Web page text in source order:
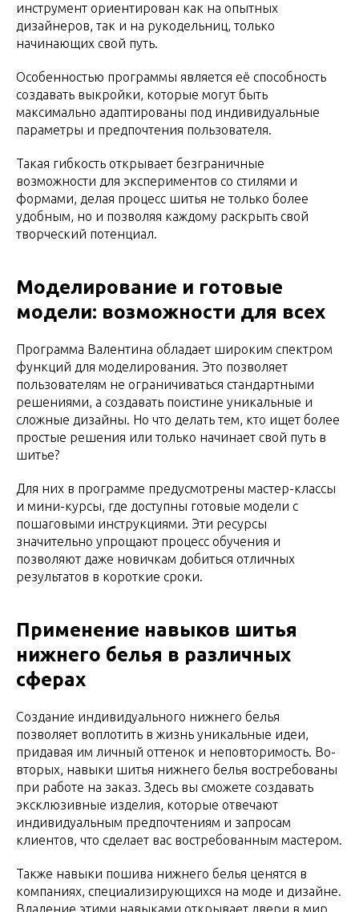
инструмент ориентирован как на опытных
дизайнеров, так и на рукодельниц, только
начинающих свой путь.
Особенностью программы является её способность
создавать выкройки, которые могут быть
максимально адаптированы под индивидуальные
параметры и предпочтения пользователя.
Такая гибкость открывает безграничные
возможности для экспериментов со стилями и
формами, делая процесс шитья не только более
удобным, но и позволяя каждому раскрыть свой
творческий потенциал.
Моделирование и готовые
модели: возможности для всех
Программа Валентина обладает широким спектром
функций для моделирования. Это позволяет
пользователям не ограничиваться стандартными
решениями, а создавать поистине уникальные и
сложные дизайны. Но что делать тем, кто ищет более
простые решения или только начинает свой путь в
шитье?
Для них в программе предусмотрены мастер-классы
и мини-курсы, где доступны готовые модели с
пошаговыми инструкциями. Эти ресурсы
значительно упрощают процесс обучения и
позволяют даже новичкам добиться отличных
результатов в короткие сроки.
Применение навыков шитья
нижнего белья в различных
сферах
Создание индивидуального нижнего белья
позволяет воплотить в жизнь уникальные идеи,
придавая им личный оттенок и неповторимость. Во-
вторых, навыки шитья нижнего белья востребованы
при работе на заказ. Здесь вы сможете создавать
эксклюзивные изделия, которые отвечают
индивидуальным предпочтениям и запросам
клиентов, что сделает вас востребованным мастером.
Также навыки пошива нижнего белья ценятся в
компаниях, специализирующихся на моде и дизайне.
Владение этими навыками открывает двери в мир